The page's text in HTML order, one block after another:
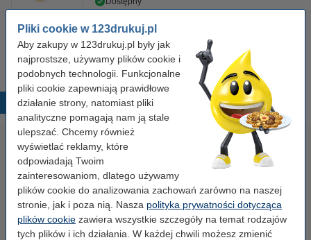
Pliki cookie w 123drukuj.pl
Aby zakupy w 123drukuj.pl były jak
najprostsze, używamy plików cookie i
podobnych technologii. Funkcjonalne
pliki cookie zapewniają prawidłowe
działanie strony, natomiast pliki
analityczne pomagają nam ją stale
ulepszać. Chcemy również
wyświetlać reklamy, które
odpowiadają Twoim
zainteresowaniom, dlatego używamy
plików cookie do analizowania zachowań zarówno na naszej
stronie, jak i poza nią. Nasza polityka prywatności dotycząca
plików cookie zawiera wszystkie szczegóły na temat rodzajów
tych plików i ich działania. W każdej chwili możesz zmienić
7,50 zł
Popularne produkty
Papier ksero A4 80 g/m2 (500
Papier ksero A4 80 g/m2 (2500